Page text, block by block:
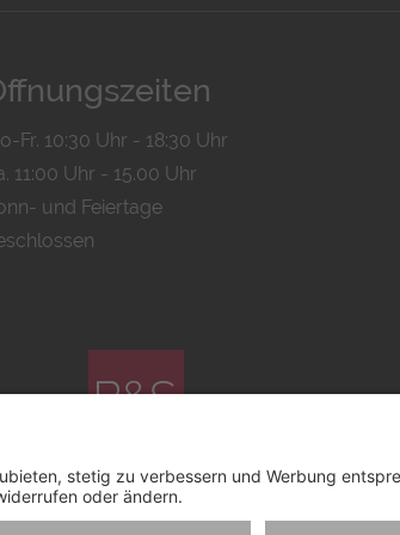
Fr. 10:30 Uhr - 18:30 Uhr
11:00 Uhr - 15.00 Uhr
und Feiertage
& Scher GmbH / Watchandco GmbH